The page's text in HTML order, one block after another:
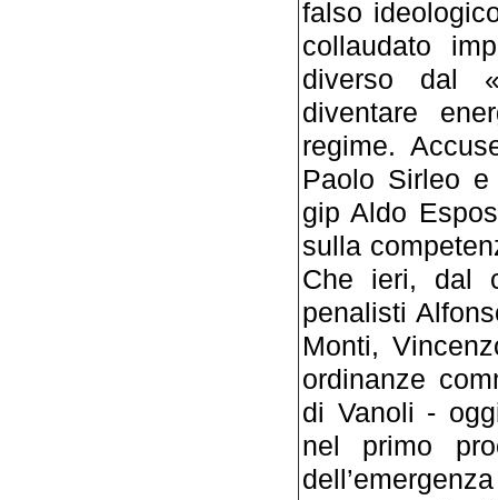
falso
collaudato
diverso dal
diventare
regime.
Paolo Sirleo e
gip Aldo
sulla
Che ieri, dal
penalisti
Monti,
ordinanze
di Vanoli -
nel primo